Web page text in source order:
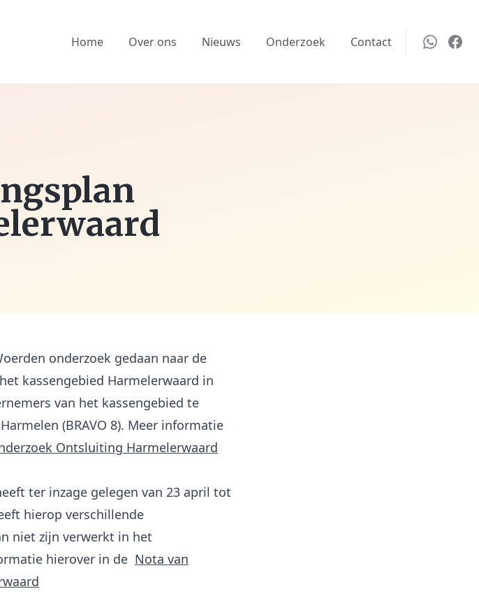
Home Over ons Nieuws Onderzoek Contact
onderzoek gedaan naar de
kassengebied Harmelerwaard in
van het kassengebied te
(BRAVO 8). Meer informatie
Ontsluiting Harmelerwaard
ter inzage gelegen van 23 april tot
hierop verschillende
niet zijn verwerkt in het
hierover in de Nota van